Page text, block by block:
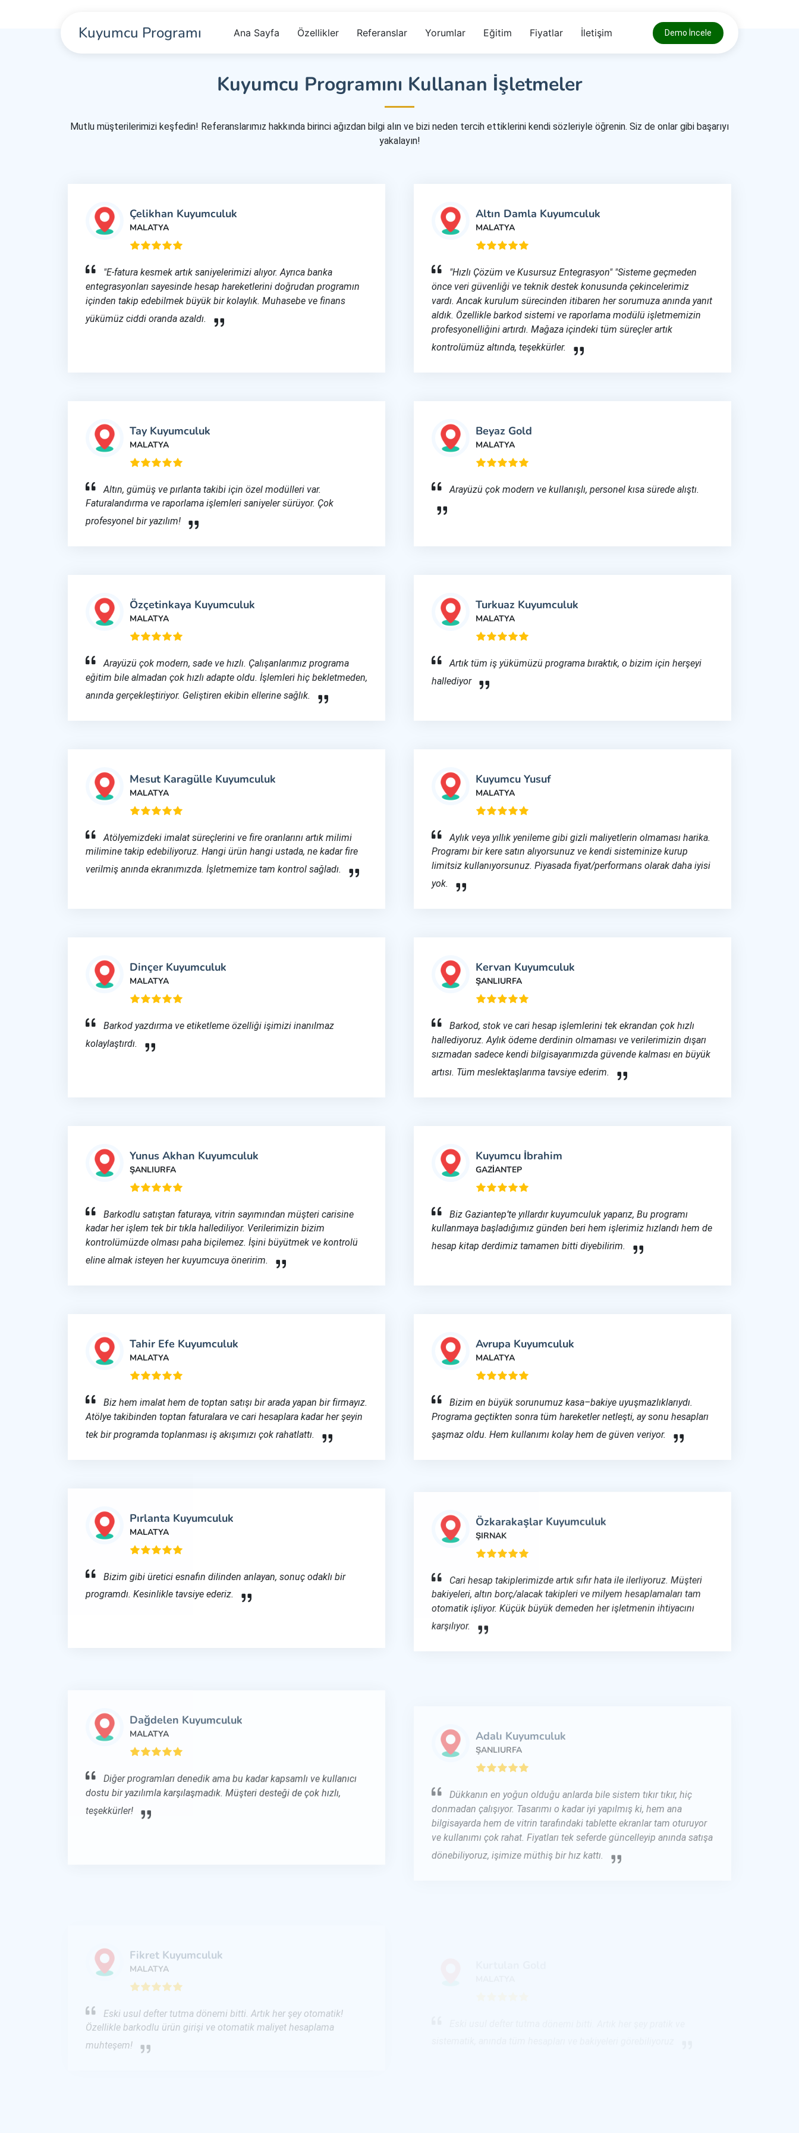
Kuyumcu Programı Ana Sayfa Özellikler Referanslar Yorumlar Eğitim Fiyatlar İletişim Demo İncele
Kuyumcu Programını Kullanan İşletmeler
Mutlu müşterilerimizi keşfedin! Referanslarımız hakkında birinci ağızdan bilgi alın ve bizi neden tercih ettiklerini kendi sözleriyle öğrenin. Siz de onlar gibi başarıyı
yakalayın!
Çelikhan Kuyumculuk
MALATYA
"E-fatura kesmek artık saniyelerimizi alıyor. Ayrıca banka
entegrasyonları sayesinde hesap hareketlerini doğrudan programın
içinden takip edebilmek büyük bir kolaylık. Muhasebe ve finans
yükümüz ciddi oranda azaldı.
Altın Damla Kuyumculuk
MALATYA
"Hızlı Çözüm ve Kusursuz Entegrasyon" "Sisteme geçmeden
önce veri güvenliği ve teknik destek konusunda çekincelerimiz
vardı. Ancak kurulum sürecinden itibaren her sorumuza anında yanıt
aldık. Özellikle barkod sistemi ve raporlama modülü işletmemizin
profesyonelliğini artırdı. Mağaza içindeki tüm süreçler artık
kontrolümüz altında, teşekkürler.
Tay Kuyumculuk
MALATYA
Altın, gümüş ve pırlanta takibi için özel modülleri var.
Faturalandırma ve raporlama işlemleri saniyeler sürüyor. Çok
profesyonel bir yazılım!
Beyaz Gold
MALATYA
Arayüzü çok modern ve kullanışlı, personel kısa sürede alıştı.
Özçetinkaya Kuyumculuk
MALATYA
Arayüzü çok modern, sade ve hızlı. Çalışanlarımız programa
eğitim bile almadan çok hızlı adapte oldu. İşlemleri hiç bekletmeden,
anında gerçekleştiriyor. Geliştiren ekibin ellerine sağlık.
Turkuaz Kuyumculuk
MALATYA
Artık tüm iş yükümüzü programa bıraktık, o bizim için herşeyi
hallediyor
Mesut Karagülle Kuyumculuk
MALATYA
Atölyemizdeki imalat süreçlerini ve fire oranlarını artık milimi
milimine takip edebiliyoruz. Hangi ürün hangi ustada, ne kadar fire
verilmiş anında ekranımızda. İşletmemize tam kontrol sağladı.
Kuyumcu Yusuf
MALATYA
Aylık veya yıllık yenileme gibi gizli maliyetlerin olmaması harika.
Programı bir kere satın alıyorsunuz ve kendi sisteminize kurup
limitsiz kullanıyorsunuz. Piyasada fiyat/performans olarak daha iyisi
yok.
Dinçer Kuyumculuk
MALATYA
Barkod yazdırma ve etiketleme özelliği işimizi inanılmaz
kolaylaştırdı.
Kervan Kuyumculuk
ŞANLIURFA
Barkod, stok ve cari hesap işlemlerini tek ekrandan çok hızlı
hallediyoruz. Aylık ödeme derdinin olmaması ve verilerimizin dışarı
sızmadan sadece kendi bilgisayarımızda güvende kalması en büyük
artısı. Tüm meslektaşlarıma tavsiye ederim.
Yunus Akhan Kuyumculuk
ŞANLIURFA
Barkodlu satıştan faturaya, vitrin sayımından müşteri carisine
kadar her işlem tek bir tıkla hallediliyor. Verilerimizin bizim
kontrolümüzde olması paha biçilemez. İşini büyütmek ve kontrolü
eline almak isteyen her kuyumcuya öneririm.
Kuyumcu İbrahim
GAZİANTEP
Biz Gaziantep’te yıllardır kuyumculuk yaparız, Bu programı
kullanmaya başladığımız günden beri hem işlerimiz hızlandı hem de
hesap kitap derdimiz tamamen bitti diyebilirim.
Tahir Efe Kuyumculuk
MALATYA
Biz hem imalat hem de toptan satışı bir arada yapan bir firmayız.
Atölye takibinden toptan faturalara ve cari hesaplara kadar her şeyin
tek bir programda toplanması iş akışımızı çok rahatlattı.
Avrupa Kuyumculuk
MALATYA
Bizim en büyük sorunumuz kasa–bakiye uyuşmazlıklarıydı.
Programa geçtikten sonra tüm hareketler netleşti, ay sonu hesapları
şaşmaz oldu. Hem kullanımı kolay hem de güven veriyor.
Pırlanta Kuyumculuk
MALATYA
Bizim gibi üretici esnafın dilinden anlayan, sonuç odaklı bir
programdı. Kesinlikle tavsiye ederiz.
Özkarakaşlar Kuyumculuk
ŞIRNAK
Cari hesap takiplerimizde artık sıfır hata ile ilerliyoruz. Müşteri
bakiyeleri, altın borç/alacak takipleri ve milyem hesaplamaları tam
otomatik işliyor. Küçük büyük demeden her işletmenin ihtiyacını
karşılıyor.
MALATYA
dostu bir yazılımla karşılaşmadık. Müşteri desteği de çok hızlı,
teşekkürler!
Dükkanın en yoğun olduğu anlarda bile sistem tıkır tıkır, hiç
bilgisayarda hem de vitrin tarafındaki tablette ekranlar tam oturuyor
ve kullanımı çok rahat. Fiyatları tek seferde güncelleyip anında satışa
dönebiliyoruz, işimize müthiş bir hız kattı.
Eski usul defter tutma dönemi bitti. Artık her şey otomatik!
Özellikle barkodlu ürün girişi ve otomatik maliyet hesaplama